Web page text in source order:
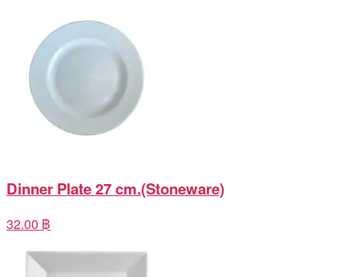
Dinner Plate 27 cm.(Stoneware)
32.00 ฿